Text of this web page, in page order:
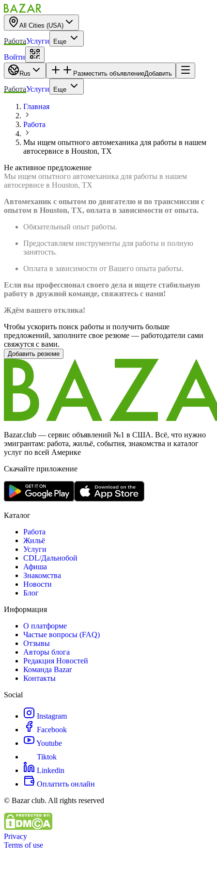
All Cities (USA)
РаботаУслуги Еще
Войти
Rus Разместить объявлениеДобавить
РаботаУслуги Еще
Главная
Работа
Мы ищем опытного автомеханика для работы в нашем
автосервисе в Houston, TX
Не активное предложение
Мы ищем опытного автомеханика для работы в нашем
автосервисе в Houston, TX
Автомеханик с опытом по двигателю и по трансмиссии с
опытом в Houston, TX, оплата в зависимости от опыта.
Обязательный опыт работы.
Предоставляем инструменты для работы и полную
занятость.
Оплата в зависимости от Вашего опыта работы.
Если вы профессионал своего дела и ищете стабильную
работу в дружной команде, свяжитесь с нами!
Ждём вашего отклика!
Чтобы ускорить поиск работы и получить больше
предложений, заполните свое резюме — работодатели сами
свяжутся с вами.
Добавить резюме
Bazar.club — сервис объявлений №1 в США. Всё, что нужно
эмигрантам: работа, жильё, события, знакомства и каталог
услуг по всей Америке
Скачайте приложение
Каталог
Работа
Жильё
Услуги
CDL/Дальнобой
Афиша
Знакомства
Новости
Блог
Информация
О платформе
Частые вопросы (FAQ)
Отзывы
Авторы блога
Редакция Новостей
Команда Bazar
Контакты
Social
Instagram
Facebook
Youtube
Tiktok
Linkedin
Оплатить онлайн
© Bazar club. All rights reserved
Privacy
Terms of use